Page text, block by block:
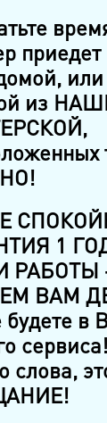
из
1
РАБОТЫ
ВАМ
в
слова,